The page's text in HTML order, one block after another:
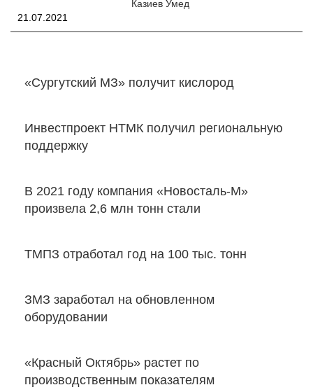
Казиев Умед
21.07.2021
«Сургутский МЗ» получит кислород
Инвестпроект НТМК получил региональную
поддержку
В 2021 году компания «Новосталь-М»
произвела 2,6 млн тонн стали
ТМПЗ отработал год на 100 тыс. тонн
ЗМЗ заработал на обновленном
оборудовании
«Красный Октябрь» растет по
производственным показателям